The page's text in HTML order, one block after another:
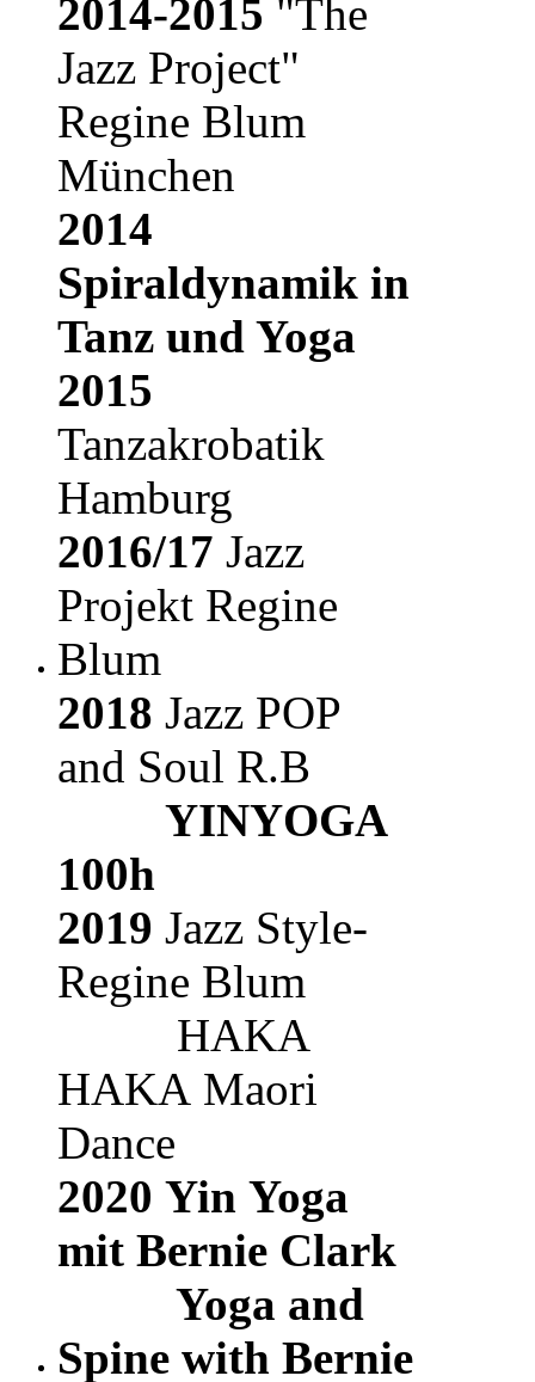
2014-2015 "The
Jazz Project"
Regine Blum
München
2014
Spiraldynamik in
Tanz und Yoga
2015
Tanzakrobatik
Hamburg
2016/17 Jazz
Projekt Regine
Blum
2018 Jazz POP
and Soul R.B
YINYOGA
100h
2019 Jazz Style-
Regine Blum
HAKA
HAKA Maori
Dance
2020 Yin Yoga
mit Bernie Clark
Yoga and
Spine with Bernie